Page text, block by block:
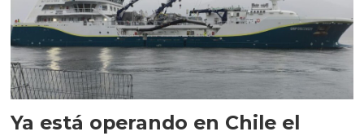
Ya está operando en Chile el